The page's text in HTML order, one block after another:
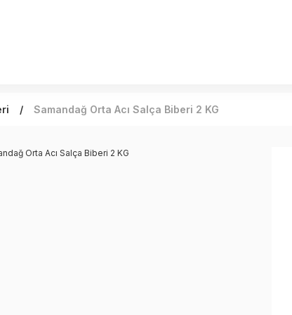
Samandağ Orta Acı Salça Biberi 2 KG